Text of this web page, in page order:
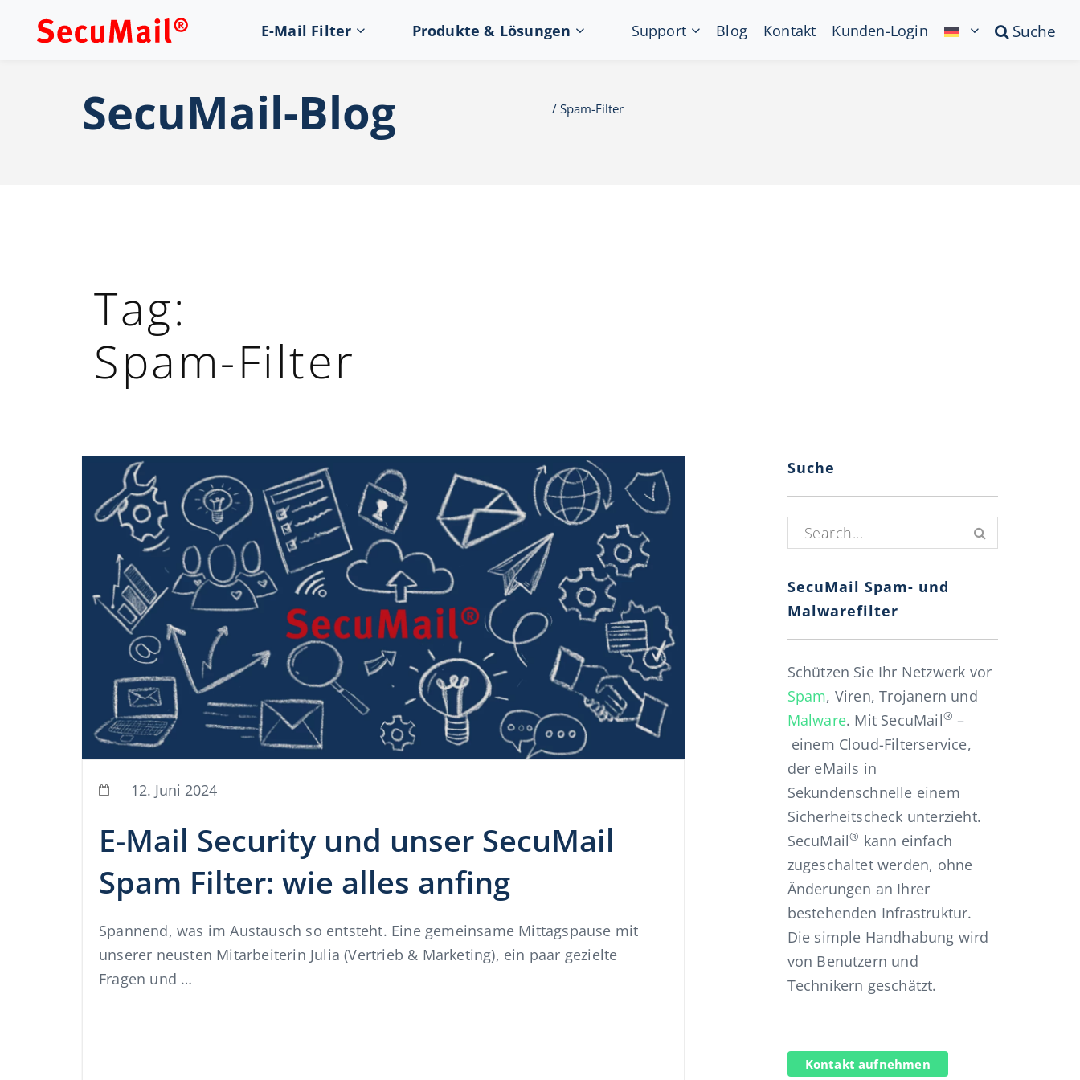
E-Mail Filter Produkte & Lösungen Support Blog Kontakt Kunden-Login Suche
SecuMail-Blog Spam-Filter
Tag:
Spam-Filter
12. Juni 2024
E-Mail Security und unser SecuMail
Spam Filter: wie alles anfing
Spannend, was im Austausch so entsteht. Eine gemeinsame Mittagspause mit
unserer neusten Mitarbeiterin Julia (Vertrieb & Marketing), ein paar gezielte
Fragen und …
Suche
Suchen nach:
SecuMail Spam- und
Malwarefilter
Schützen Sie Ihr Netzwerk vor
Spam, Viren, Trojanern und
Malware. Mit SecuMail® –
einem Cloud-Filterservice,
der eMails in
Sekundenschnelle einem
Sicherheitscheck unterzieht.
SecuMail® kann einfach
zugeschaltet werden, ohne
Änderungen an Ihrer
bestehenden Infrastruktur.
Die simple Handhabung wird
von Benutzern und
Technikern geschätzt.
Kontakt aufnehmen